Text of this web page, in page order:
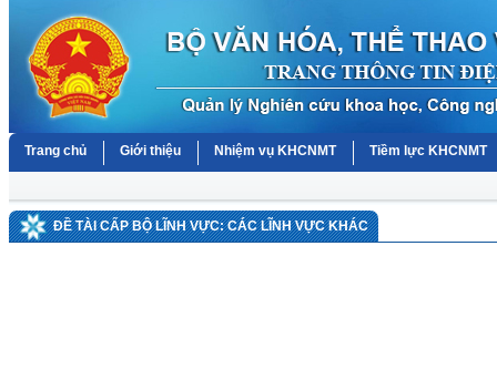
Trang chủ Giới thiệu Nhiệm vụ KHCNMT Tiềm lực KHCNMT
ĐỀ TÀI CẤP BỘ LĨNH VỰC: CÁC LĨNH VỰC KHÁC